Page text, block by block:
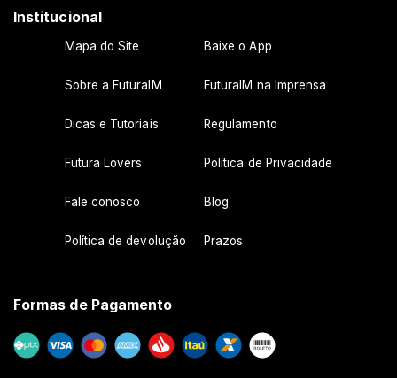
Institucional
Mapa do Site Baixe o App
Sobre a FuturaIM FuturaIM na Imprensa
Dicas e Tutoriais Regulamento
Futura Lovers Política de Privacidade
Fale conosco Blog
Política de devolução Prazos
Formas de Pagamento